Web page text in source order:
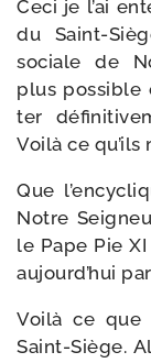
Ceci je l’ai
du Saint-​
sociale de
plus pos­sible
ter
Voilà ce qu’ils
Que
Notre
le Pape Pie
aujourd’hui
Voilà ce que
Saint-​Siège.